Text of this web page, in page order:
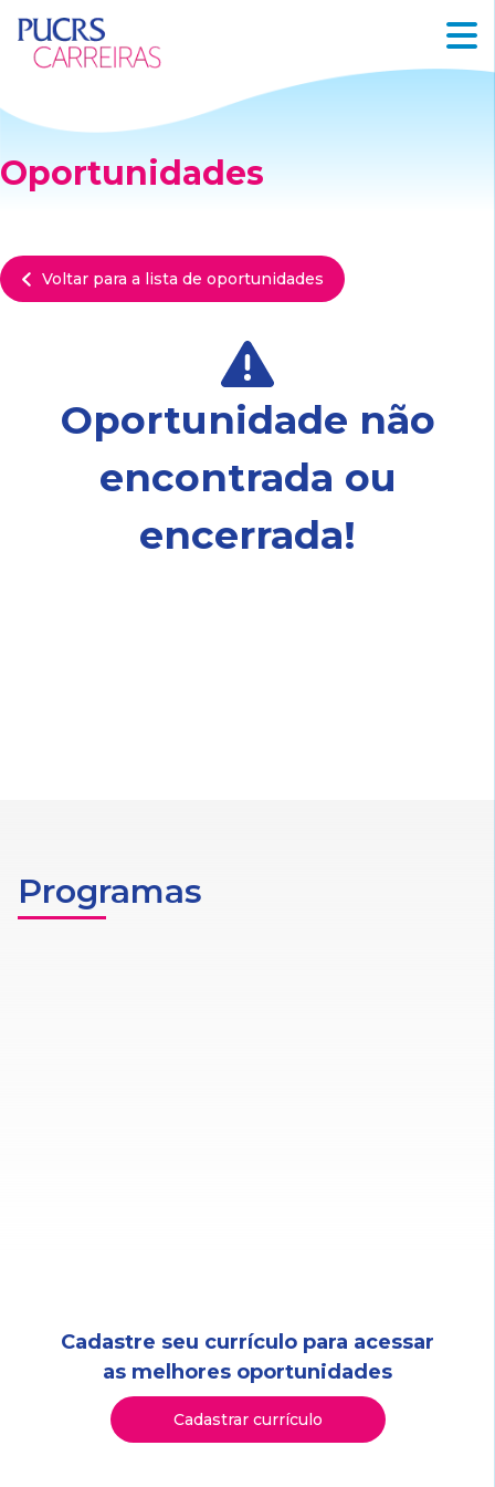
Oportunidades
Voltar para a lista de oportunidades
Oportunidade não
encontrada ou
encerrada!
Programas
Cadastre seu currículo para acessar
as melhores oportunidades
Cadastrar currículo